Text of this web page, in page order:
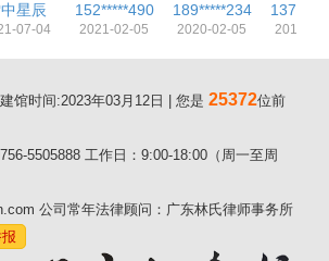
星辰
07-04
152*****490
2021-02-05
189*****234
2020-02-05 2019-
建馆时间:2023年03月12日 | 您是 25372位前
5505888 工作日：9:00-18:00（周一至周
公司常年法律顾问：广东林氏律师事务所